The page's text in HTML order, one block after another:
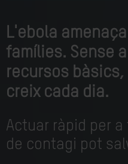
L'ebola
famílies. Sense
recursos
creix cada dia.
Actuar ràpid per
de contagi pot